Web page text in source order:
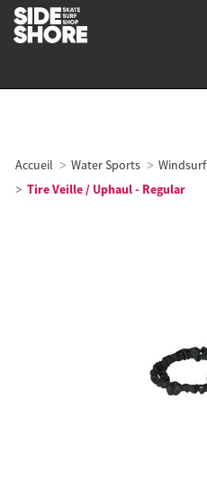
Accueil Water Sports Windsurf
Tire Veille / Uphaul - Regular